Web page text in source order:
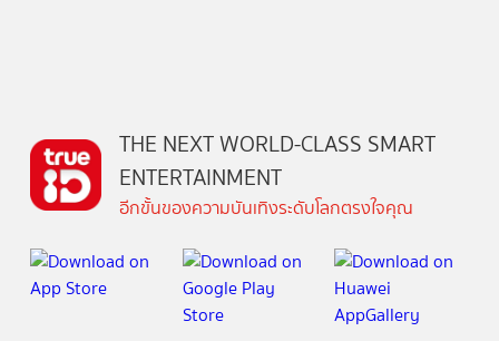
THE NEXT WORLD-CLASS SMART
ENTERTAINMENT
อีกขั้นของความบันเทิงระดับโลกตรงใจคุณ